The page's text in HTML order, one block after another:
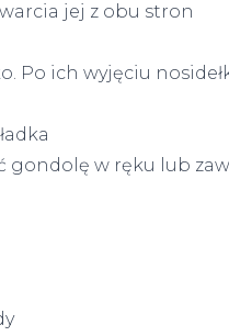
jej z obu stron
Po ich wyjęciu
gondolę w ręku lub